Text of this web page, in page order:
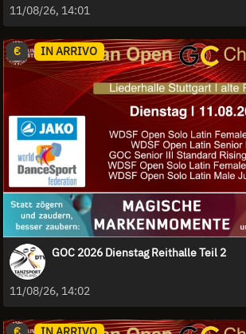
11/08/26, 14:01
€ IN ARRIVO
GOC 2026 Dienstag Reithalle Teil 2
11/08/26, 14:02